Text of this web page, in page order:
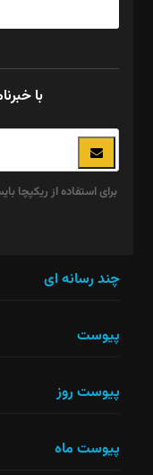
با
نباید
شود.
چند رسانه ای
پیوست
پیوست روز
پیوست ماه